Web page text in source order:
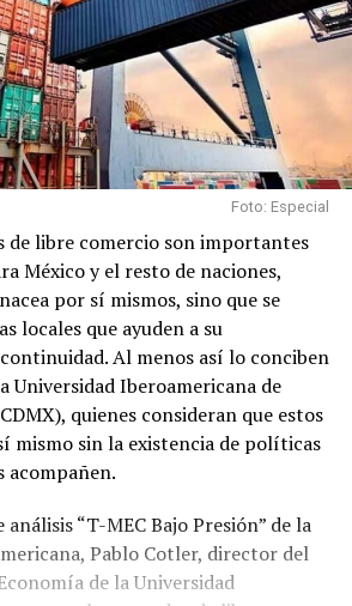
Foto: Especial
de libre comercio son importantes
México y el resto de naciones,
por sí mismos, sino que se
locales que ayuden a su
Al menos así lo conciben
Universidad Iberoamericana de
quienes consideran que estos
mismo sin la existencia de políticas
acompañen.
“T-MEC Bajo Presión” de la
Pablo Cotler, director del
de la Universidad